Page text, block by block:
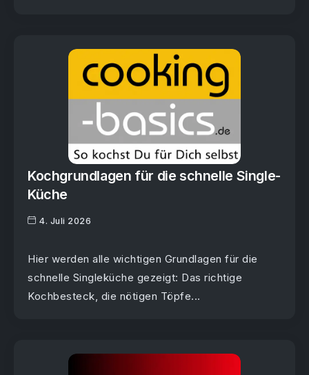
Kochgrundlagen für die schnelle Single-
Küche
4. Juli 2026
Hier werden alle wichtigen Grundlagen für die
schnelle Singleküche gezeigt: Das richtige
Kochbesteck, die nötigen Töpfe...